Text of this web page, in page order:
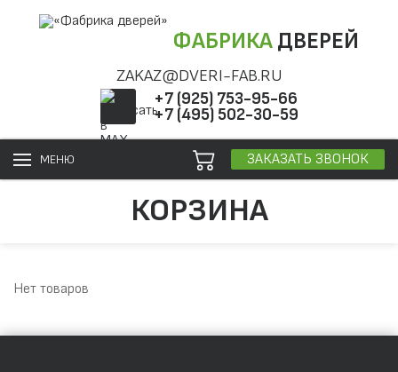
ФАБРИКАДВЕРЕЙ
ZAKAZ@DVERI-FAB.RU
+7 (925) 753-95-66
+7 (495) 502-30-59
МЕНЮ ЗАКАЗАТЬ ЗВОНОК
КОРЗИНА
Нет товаров